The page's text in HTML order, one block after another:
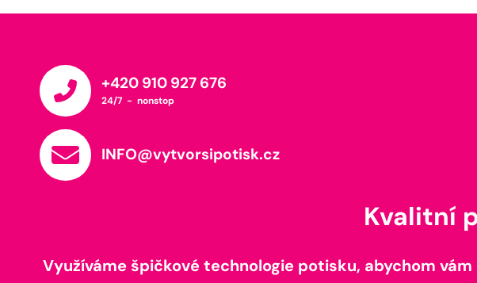
+420 910 927 676
24/7 - nonstop
INFO@vytvorsipotisk.cz
Kvalitní
Využíváme špičkové technologie potisku, abychom